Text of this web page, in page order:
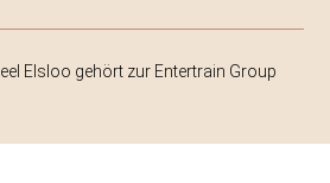
Elsloo gehört zur Entertrain Group